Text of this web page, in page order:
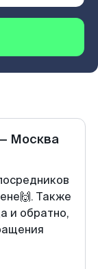
Москва
Также
и обратно,